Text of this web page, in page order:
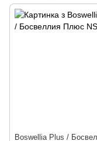
Boswellia Plus /